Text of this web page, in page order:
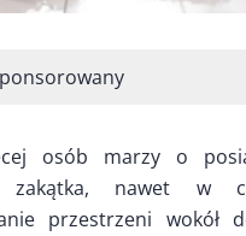
osób marzy o
zakątka, nawet w
przestrzeni wokół